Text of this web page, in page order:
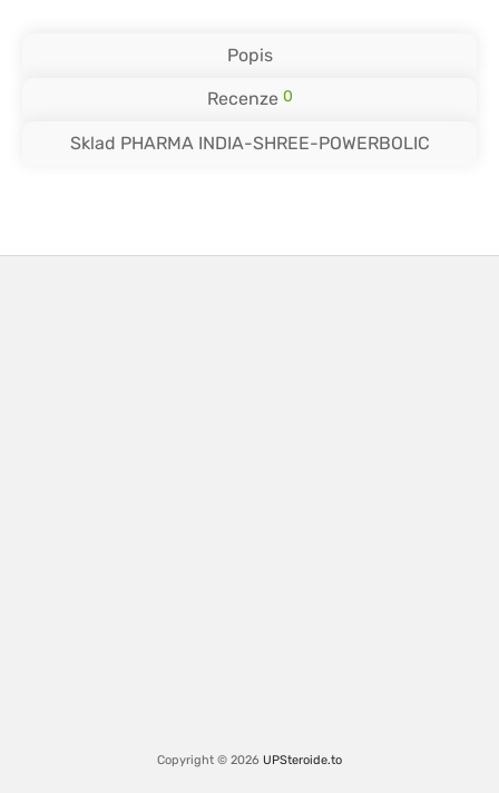
Popis
Recenze 0
Sklad PHARMA INDIA-SHREE-POWERBOLIC
Copyright © 2026 UPSteroide.to